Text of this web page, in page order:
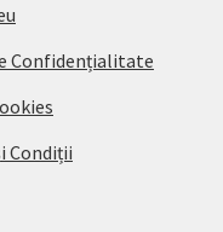
Confidențialitate
Condiții